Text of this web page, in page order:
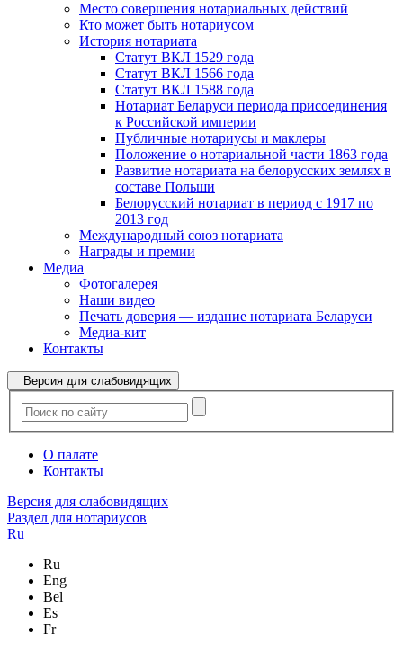
Место совершения нотариальных действий
Кто может быть нотариусом
История нотариата
Статут ВКЛ 1529 года
Статут ВКЛ 1566 года
Статут ВКЛ 1588 года
Нотариат Беларуси периода присоединения
к Российской империи
Публичные нотариусы и маклеры
Положение о нотариальной части 1863 года
Развитие нотариата на белорусских землях в
составе Польши
Белорусский нотариат в период с 1917 по
2013 год
Международный союз нотариата
Награды и премии
Медиа
Фотогалерея
Наши видео
Печать доверия — издание нотариата Беларуси
Медиа-кит
Контакты
Версия для слабовидящих
О палате
Контакты
Версия для слабовидящих
Раздел для нотариусов
Ru
Ru
Eng
Bel
Es
Fr